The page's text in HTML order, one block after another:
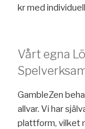
kr med
Vårt egna
GambleZen
allvar. Vi har
plattform, vilket